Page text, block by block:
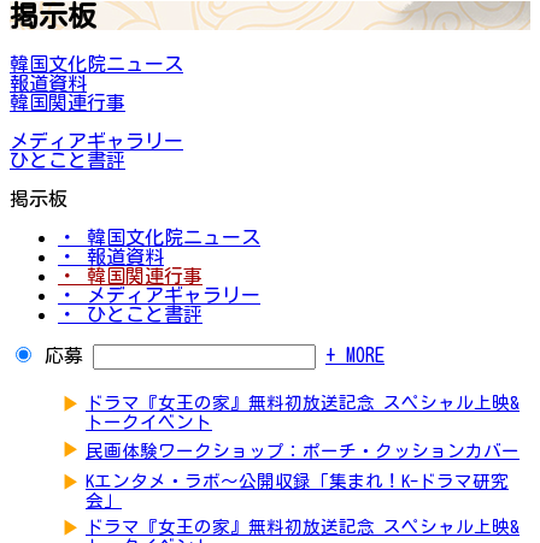
掲示板
韓国文化院ニュース
報道資料
韓国関連行事
メディアギャラリー
ひとこと書評
掲示板
・ 韓国文化院ニュース
・ 報道資料
・ 韓国関連行事
・ メディアギャラリー
・ ひとこと書評
応募 + MORE
▶
ドラマ『女王の家』無料初放送記念 スペシャル上映&
トークイベント
▶ 民画体験ワークショップ：ポーチ・クッションカバー
▶ Kエンタメ・ラボ～公開収録「集まれ！K-ドラマ研究
会」
▶
ドラマ『女王の家』無料初放送記念 スペシャル上映&